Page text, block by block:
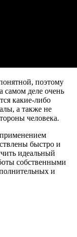
поэтому
самом деле очень
какие-либо
а также не
человека.
быстро и
идеальный
собственными
и